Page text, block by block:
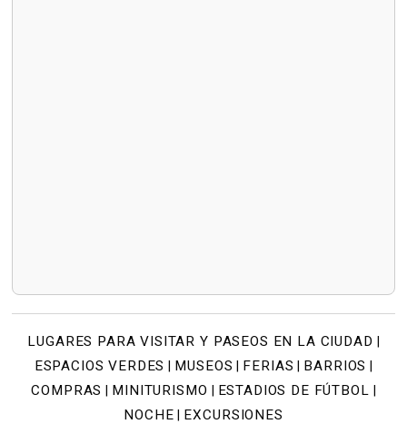
LUGARES PARA VISITAR Y PASEOS EN LA CIUDAD
ESPACIOS VERDES MUSEOS FERIAS BARRIOS
COMPRAS MINITURISMO ESTADIOS DE FÚTBOL
NOCHE EXCURSIONES